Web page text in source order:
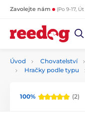
Zavolejte nám (Po 9-17,
Úvod Chovatelství
Hračky podle typu
100% (2)